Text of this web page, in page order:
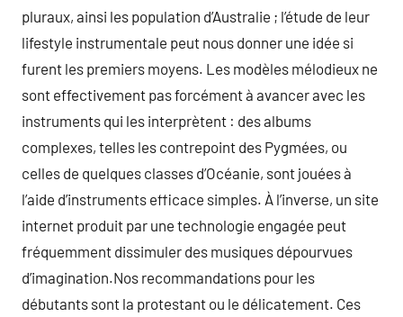
pluraux, ainsi les population d’Australie ; l’étude de leur
lifestyle instrumentale peut nous donner une idée si
furent les premiers moyens. Les modèles mélodieux ne
sont effectivement pas forcément à avancer avec les
instruments qui les interprètent : des albums
complexes, telles les contrepoint des Pygmées, ou
celles de quelques classes d’Océanie, sont jouées à
l’aide d’instruments efficace simples. À l’inverse, un site
internet produit par une technologie engagée peut
fréquemment dissimuler des musiques dépourvues
d’imagination.Nos recommandations pour les
débutants sont la protestant ou le délicatement. Ces